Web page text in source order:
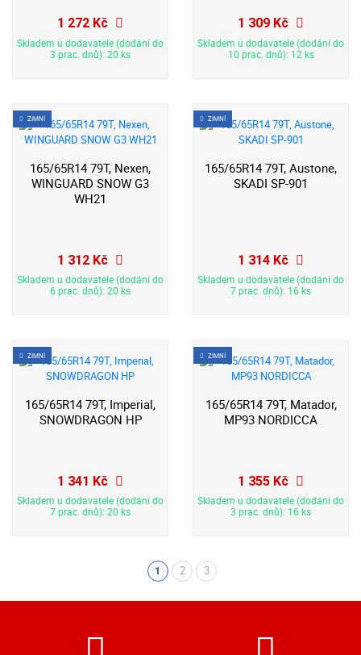
1 272 Kč
Skladem u dodavatele (dodání do
3 prac. dnů): 20 ks
1 309 Kč
Skladem u dodavatele (dodání do
10 prac. dnů): 12 ks
ZIMNÍ
165/65R14 79T, Nexen,
WINGUARD SNOW G3
WH21
1 312 Kč
Skladem u dodavatele (dodání do
6 prac. dnů): 20 ks
ZIMNÍ
165/65R14 79T, Austone,
SKADI SP-901
1 314 Kč
Skladem u dodavatele (dodání do
7 prac. dnů): 16 ks
ZIMNÍ
165/65R14 79T, Imperial,
SNOWDRAGON HP
1 341 Kč
Skladem u dodavatele (dodání do
7 prac. dnů): 20 ks
ZIMNÍ
165/65R14 79T, Matador,
MP93 NORDICCA
1 355 Kč
Skladem u dodavatele (dodání do
3 prac. dnů): 16 ks
1(aktuální)
2 3